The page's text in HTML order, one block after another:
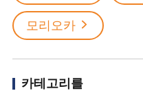
모리오카
카테고리를